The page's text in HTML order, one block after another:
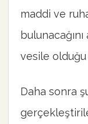
maddi ve
vesile olduğu
Daha sonra